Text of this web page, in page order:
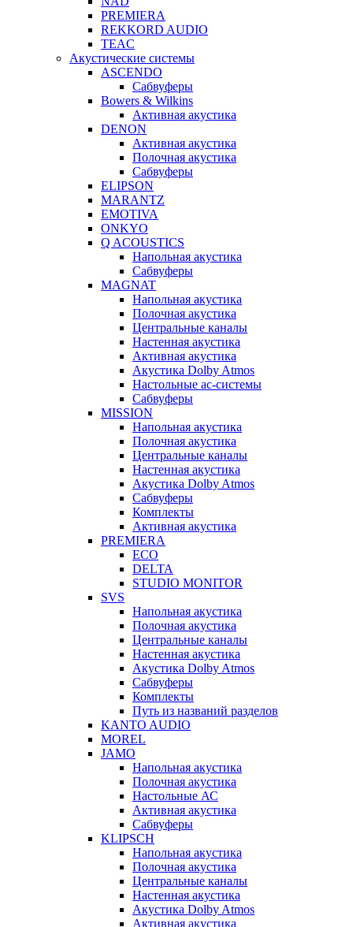
PREMIERA
REKKORD AUDIO
TEAC
Акустические системы
ASCENDO
Сабвуферы
Bowers & Wilkins
Активная акустика
DENON
Активная акустика
Полочная акустика
Сабвуферы
ELIPSON
MARANTZ
EMOTIVA
ONKYO
Q ACOUSTICS
Напольная акустика
Сабвуферы
MAGNAT
Напольная акустика
Полочная акустика
Центральные каналы
Настенная акустика
Активная акустика
Акустика Dolby Atmos
Настольные ас-системы
Сабвуферы
MISSION
Напольная акустика
Полочная акустика
Центральные каналы
Настенная акустика
Акустика Dolby Atmos
Сабвуферы
Комплекты
Активная акустика
PREMIERA
ECO
DELTA
STUDIO MONITOR
SVS
Напольная акустика
Полочная акустика
Центральные каналы
Настенная акустика
Акустика Dolby Atmos
Сабвуферы
Комплекты
Путь из названий разделов
KANTO AUDIO
MOREL
JAMO
Напольная акустика
Полочная акустика
Настольные АС
Активная акустика
Сабвуферы
KLIPSCH
Напольная акустика
Полочная акустика
Центральные каналы
Настенная акустика
Акустика Dolby Atmos
Активная акустика